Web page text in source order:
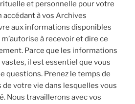
et personnelle pour votre
accédant à vos Archives
aux informations disponibles
à recevoir et dire ce
Parce que les informations
il est essentiel que vous
questions. Prenez le temps de
de votre vie dans lesquelles vous
Nous travaillerons avec vos